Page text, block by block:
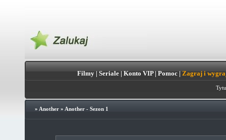
Filmy| Seriale| Konto VIP| Pomoc| Zagraj i
» Another» Another - Sezon 1